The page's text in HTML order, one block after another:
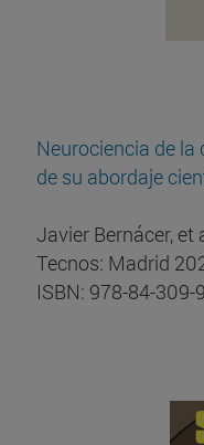
Neurociencia de
de su abordaje
Javier Bernácer, et
Tecnos: Madrid
ISBN: 978-84-309-